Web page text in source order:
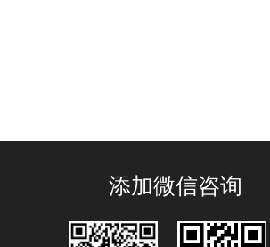
添加微信咨询